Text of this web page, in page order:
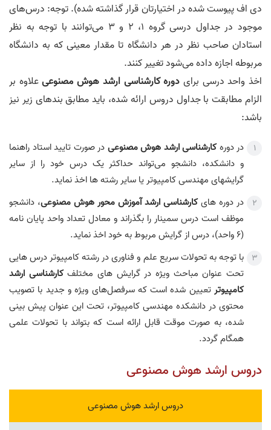
دی اف پیوست شده در اختیارتان قرار گذاشته شده). توجه: درس‌های
موجود در جداول درسی گروه 1، 2 و 3 می‌توانند با توجه به نظر
استادان صاحب نظر در هر دانشگاه تا مقدار معینی که به دانشگاه
مربوطه اجازه داده می‌شود تغییر کنند.
اخذ واحد درسی برای دوره کارشناسی ارشد هوش مصنوعیعلاوه بر
الزام مطابقت با جداول دروس ارائه شده، باید مطابق بند‌های زیر نیز
باشد:
در دورهکارشناسی ارشد هوش مصنوعی در صورت تایید استاد راهنما
و دانشکده، دانشجو می‌تواند حداکثر یک درس خود را از سایر
گرایشهای مهندسی کامپیوتر یا سایر رشته ها اخذ نماید.
در دوره هایکارشناسی ارشد آموزش محور هوش مصنوعی، دانشجو
موظف است درس سمینار را بگذراند و معادل تعداد واحد پایان نامه
(6 واحد)، درس از گرایش مربوط به خود اخذ نماید.
با توجه به تحولات سریع علم و فناوری در رشته کامپیوتر درس هایی
تحت عنوان مباحث ویژه در گرایش های مختلفکارشناسی ارشد
کامپیوتر تعیین شده است که سرفصل‌های ویژه و جدید با تصویب
محتوی در دانشکده مهندسی کامپیوتر، تحت این عنوان پیش بینی
شده، به صورت موقت قابل ارائه است که بتواند با تحولات علمی
همگام گردد.
دروس ارشد هوش مصنوعی
دروس ارشد هوش مصنوعی